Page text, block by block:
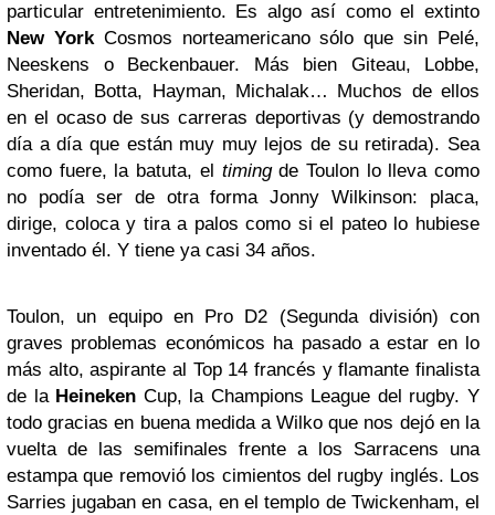
particular entretenimiento. Es algo así como el extinto
New YorkCosmos norteamericano sólo que sin Pelé,
Neeskens o Beckenbauer. Más bien Giteau, Lobbe,
Sheridan, Botta, Hayman, Michalak… Muchos de ellos
en el ocaso de sus carreras deportivas (y demostrando
día a día que están muy muy lejos de su retirada). Sea
como fuere, la batuta, el timingde Toulon lo lleva como
no podía ser de otra forma Jonny Wilkinson: placa,
dirige, coloca y tira a palos como si el pateo lo hubiese
inventado él. Y tiene ya casi 34 años.
Toulon, un equipo en Pro D2 (Segunda división) con
graves problemas económicos ha pasado a estar en lo
más alto, aspirante al Top 14 francés y flamante finalista
de la Heineken Cup, la Champions League del rugby. Y
todo gracias en buena medida a Wilko que nos dejó en la
vuelta de las semifinales frente a los Sarracens una
estampa que removió los cimientos del rugby inglés. Los
Sarries jugaban en casa, en el templo de Twickenham, el